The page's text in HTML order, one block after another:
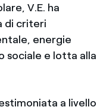
V.E. ha
di criteri
energie
sociale e lotta alla
a livello